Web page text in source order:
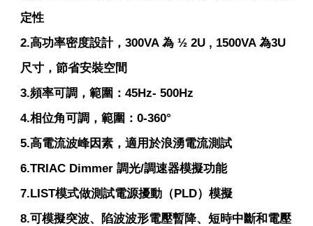
定性
2.高功率密度設計，300VA 為 ½ 2U , 1500VA 為3U
尺寸，節省安裝空間
3.頻率可調，範圍：45Hz- 500Hz
4.相位角可調，範圍：0-360°
5.高電流波峰因素，適用於浪湧電流測試
6.TRIAC Dimmer 調光/調速器模擬功能
7.LIST模式做測試電源擾動（PLD）模擬
8.可模擬突波、陷波波形電壓暫降、短時中斷和電壓